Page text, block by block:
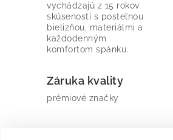
vychádzajú z 15 rokov
skúseností s posteľnou
bielizňou, materiálmi a
každodenným
komfortom spánku.
Záruka kvality
prémiové značky